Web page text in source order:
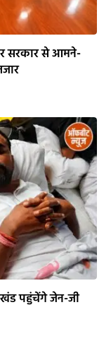
सरकार से आमने-
पहुंचेंगे जेन-जी